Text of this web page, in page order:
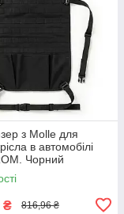
з Molle для
в автомобілі
Чорний
₴ 816,96 ₴